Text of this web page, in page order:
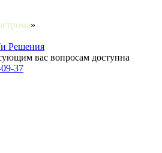
строма»
Решения
вас вопросам доступна
37